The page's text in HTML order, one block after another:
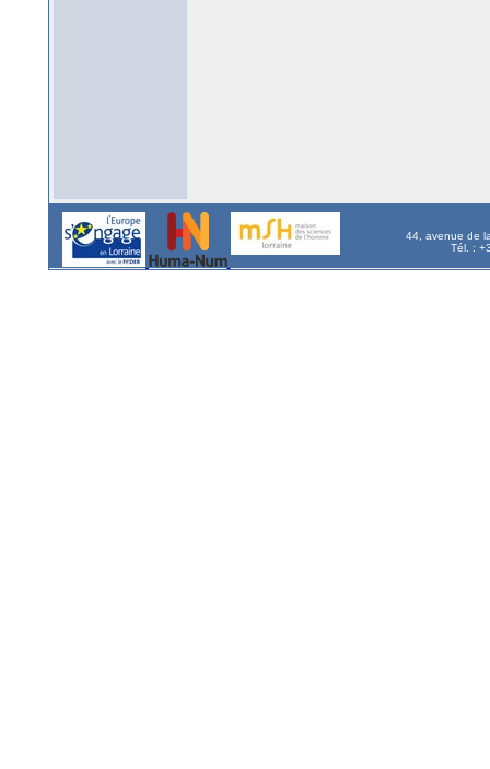
44, avenue de
Tél. :